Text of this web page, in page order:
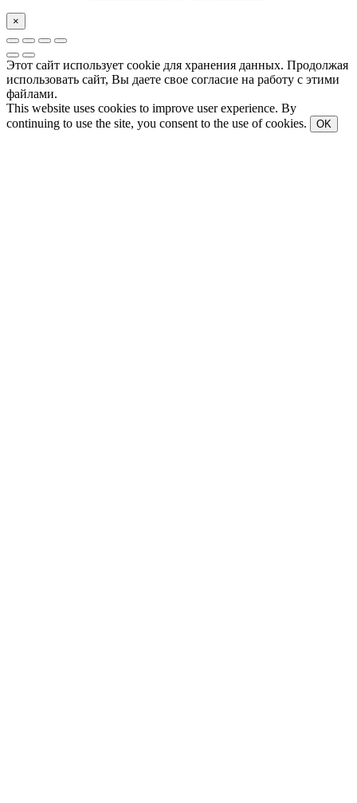
×
Этот сайт использует cookie для хранения данных. Продолжая
использовать сайт, Вы даете свое согласие на работу с этими
файлами.
This website uses cookies to improve user experience. By
continuing to use the site, you consent to the use of cookies.
OK